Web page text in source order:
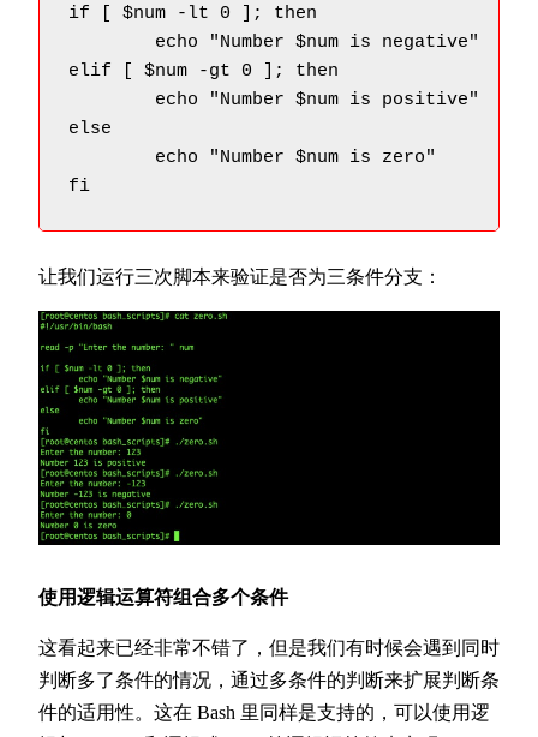
if [ $num -lt 0 ]; then
elif [ $num -gt 0 ]; then
else
fi
让我们运行三次脚本来验证是否为三条件分支：
使用逻辑运算符组合多个条件
这看起来已经非常不错了，但是我们有时候会遇到同时
判断多了条件的情况，通过多条件的判断来扩展判断条
件的适用性。这在 Bash 里同样是支持的，可以使用逻